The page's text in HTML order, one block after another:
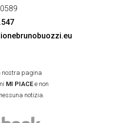
nostra pagina
MI PIACEe non
notizia.